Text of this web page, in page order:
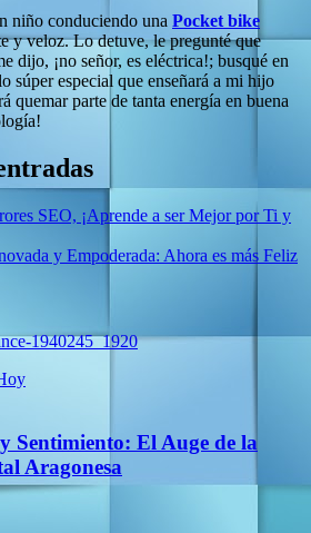
niño conduciendo una Pocket bike
y veloz. Lo detuve, le pregunté que
dijo, ¡no señor, es eléctrica!; busqué en
súper especial que enseñará a mi hijo
quemar parte de tanta energía en buena
SEO, ¡Aprende a ser Mejor por Ti y
y Empoderada: Ahora es más Feliz
Sentimiento: El Auge de la
Aragonesa